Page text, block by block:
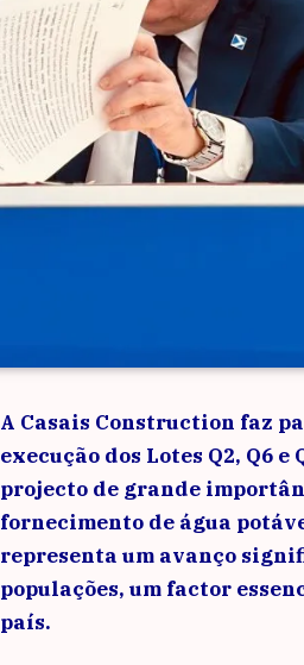
A Casais Construction faz
execução dos Lotes Q2, Q6
projecto de grande
fornecimento de água
representa um avanço
populações, um factor
país.